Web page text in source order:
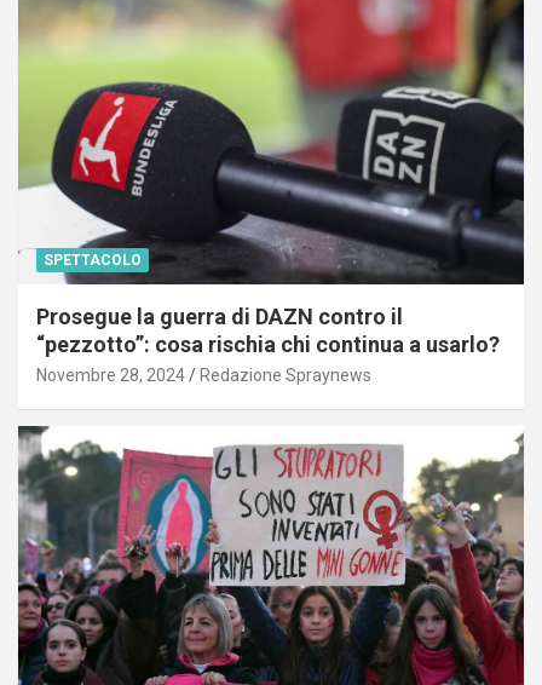
SPETTACOLO
Prosegue la guerra di DAZN contro il
“pezzotto”: cosa rischia chi continua a usarlo?
Novembre 28, 2024 Redazione Spraynews